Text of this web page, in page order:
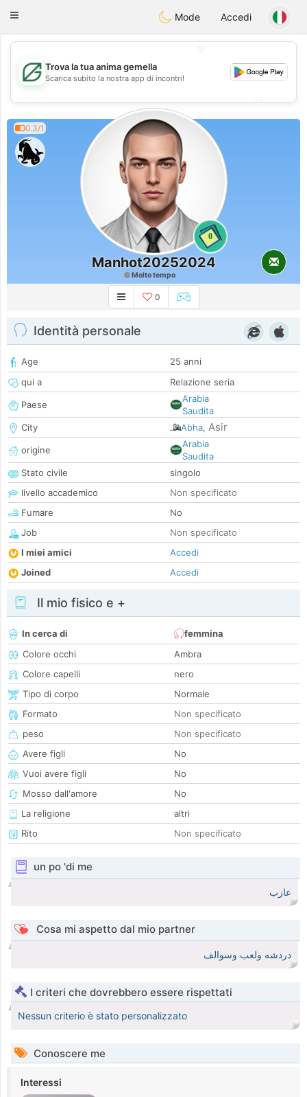
Dating
Toggle
Mode Accedi
💖
💕
💕
Trova la tua anima gemella
Scarica subito la nostra app di incontri!
0.3/1
0
Manhot20252024
Molto tempo
0
Identità personale
Age
25 anni
qui a
Relazione seria
Paese
Arabia
Saudita
City
Abha, Asir
origine
Arabia
Saudita
Stato civile
singolo
livello accademico
Non specificato
Fumare
No
Job
Non specificato
I miei amici
Accedi
Joined
Accedi
Il mio fisico e +
In cerca di
femmina
Colore occhi
Ambra
Colore capelli
nero
Tipo di corpo
Normale
Formato
Non specificato
peso
Non specificato
Avere figli
No
Vuoi avere figli
No
Mosso dall'amore
No
La religione
altri
Rito
Non specificato
un po 'di me
عازب
Cosa mi aspetto dal mio partner
دردشه ولعب وسوالف
I criteri che dovrebbero essere rispettati
Nessun criterio è stato personalizzato
Conoscere me
Interessi